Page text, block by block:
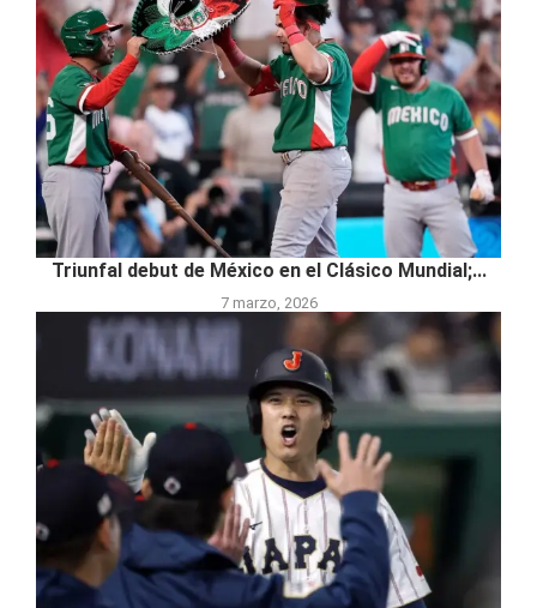
Triunfal debut de México en el Clásico Mundial;...
7 marzo, 2026